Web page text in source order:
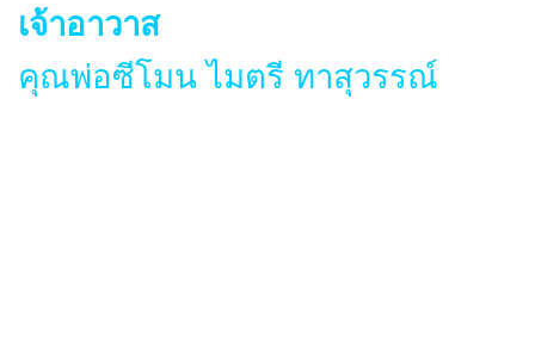
เจ้าอาวาส
คุณพ่อซีโมน ไมตรี ทาสุวรรณ์